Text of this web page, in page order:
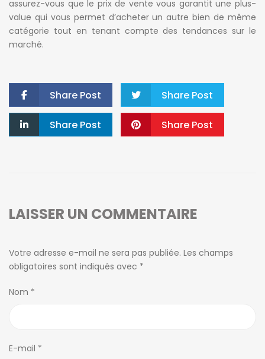
assurez-vous que le prix de vente vous garantit une plus-
value qui vous permet d’acheter un autre bien de même
catégorie tout en tenant compte des tendances sur le
marché.
Share Post Share Post
Share Post Share Post
LAISSER UN COMMENTAIRE
Votre adresse e-mail ne sera pas publiée. Les champs
obligatoires sont indiqués avec *
Nom *
E-mail *